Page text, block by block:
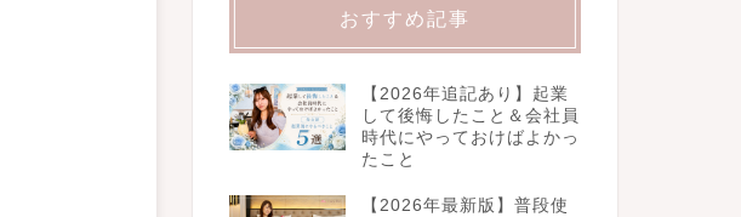
おすすめ記事
【2026年追記あり】起業
して後悔したこと＆会社員
時代にやっておけばよかっ
たこと
【2026年最新版】普段使